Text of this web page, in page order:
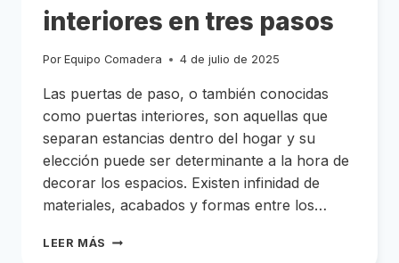
interiores en tres pasos
Por Equipo Comadera 4 de julio de 2025
Las puertas de paso, o también conocidas
como puertas interiores, son aquellas que
separan estancias dentro del hogar y su
elección puede ser determinante a la hora de
decorar los espacios. Existen infinidad de
materiales, acabados y formas entre los…
LEER MÁS ELIGE